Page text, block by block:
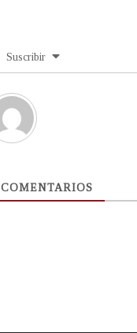
Suscribir
COMENTARIOS